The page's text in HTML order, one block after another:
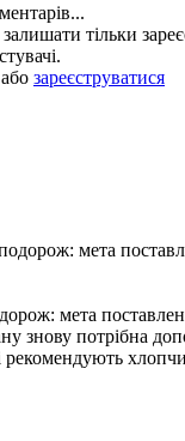
тільки
або зареєструватися
мета
знову потрібна
рекомендують